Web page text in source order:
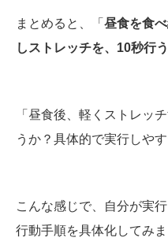
まとめると、「 昼食を食
しストレッチを、10秒行う
「昼食後、軽くストレッ
うか？具体的で実行しや
こんな感じで、自分が実
行動手順を具体化してみま